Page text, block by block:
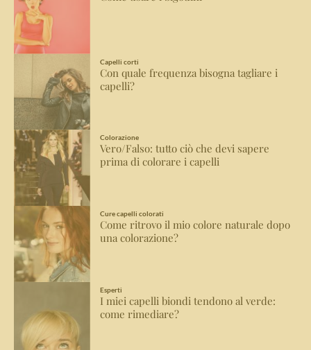
Capelli corti
Con quale frequenza bisogna tagliare i
capelli?
Colorazione
Vero/Falso: tutto ciò che devi sapere
prima di colorare i capelli
Cure capelli colorati
Come ritrovo il mio colore naturale dopo
una colorazione?
Esperti
I miei capelli biondi tendono al verde:
come rimediare?